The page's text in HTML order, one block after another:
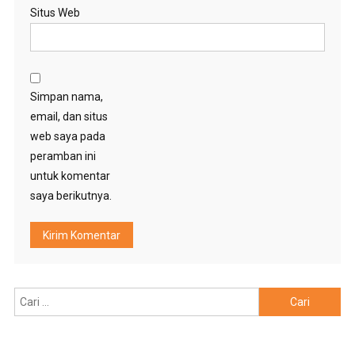
Situs Web
Simpan nama,
email, dan situs
web saya pada
peramban ini
untuk komentar
saya berikutnya.
untuk: